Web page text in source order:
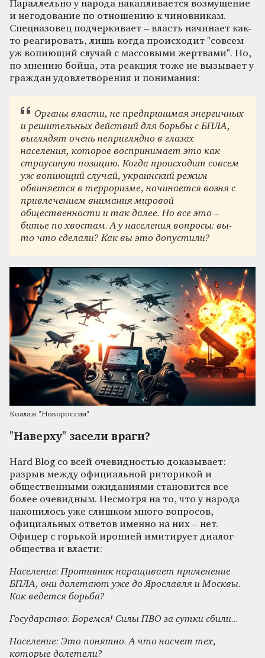
Параллельно у народа накапливается возмущение
и негодование по отношению к чиновникам.
Спецназовец подчеркивает – власть начинает как-
то реагировать, лишь когда происходит "совсем
уж вопиющий случай с массовыми жертвами". Но,
по мнению бойца, эта реакция тоже не вызывает у
граждан удовлетворения и понимания:
Органы власти, не предпринимая энергичных
и решительных действий для борьбы с БПЛА,
выглядят очень неприглядно в глазах
населения, которое воспринимает это как
страусиную позицию. Когда происходит совсем
уж вопиющий случай, украинский режим
обвиняется в терроризме, начинается возня с
привлечением внимания мировой
общественности и так далее. Но все это –
битье по хвостам. А у населения вопросы: вы-
то что сделали? Как вы это допустили?
Коллаж "Новороссии"
"Наверху" засели враги?
Hard Blog со всей очевидностью доказывает:
разрыв между официальной риторикой и
общественными ожиданиями становится все
более очевидным. Несмотря на то, что у народа
накопилось уже слишком много вопросов,
официальных ответов именно на них – нет.
Офицер с горькой иронией имитирует диалог
общества и власти:
Население: Противник наращивает применение
БПЛА, они долетают уже до Ярославля и Москвы.
Как ведется борьба?
Государство: Боремся! Силы ПВО за сутки сбили...
Население: Это понятно. А что насчет тех,
которые долетели?